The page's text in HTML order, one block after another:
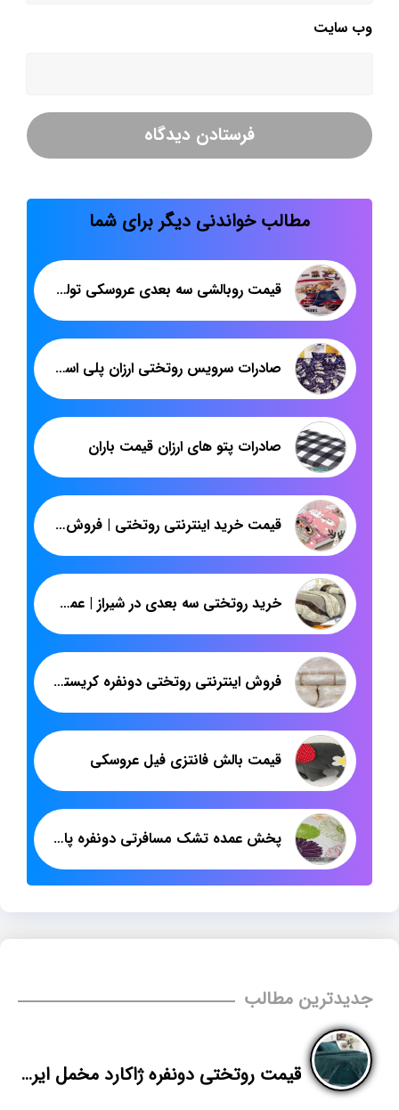
وب‌ سایت
مطالب خواندنی دیگر برای شما
قیمت روبالشی سه بعدی عروسکی تولیدی پاندا
صادرات سرویس روتختی ارزان پلی استر به عراق
صادرات پتو های ارزان قیمت باران
قیمت خرید اینترنتی روتختی | فروش عمده روتختی دخترانه عروسکی | پاندا
خرید روتختی سه بعدی در شیراز | عمده فروشی روتختی اسپرت | پاندا
فروش اینترنتی روتختی دونفره کریستال
قیمت بالش فانتزی فیل عروسکی
پخش عمده تشک مسافرتی دونفره پارچه فیلامنت
جدیدترین مطالب
قیمت روتختی دونفره ژاکارد مخمل ایرانی